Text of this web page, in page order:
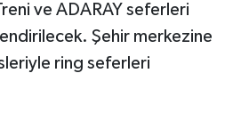
ve ADARAY seferleri
Şehir merkezine
ring seferleri